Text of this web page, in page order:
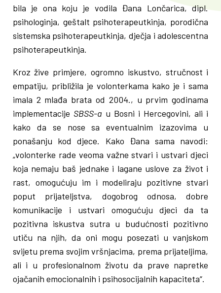
bila je ona koju je vodila Đana Lončarica, dipl.
psihologinja, geštalt psihoterapeutkinja, porodična
sistemska psihoterapeutkinja, dječja i adolescentna
psihoterapeutkinja.
Kroz žive primjere, ogromno iskustvo, stručnost i
empatiju, približila je volonterkama kako je i sama
imala 2 mlađa brata od 2004., u prvim godinama
implementacije SBSS-a u Bosni i Hercegovini, ali i
kako da se nose sa eventualnim izazovima u
ponašanju kod djece. Kako Đana sama navodi:
„volonterke rade veoma važne stvari i ustvari djeci
koja nemaju baš jednake i lagane uslove za život i
rast, omogućuju im i modeliraju pozitivne stvari
poput prijateljstva, dogobrog odnosa, dobre
komunikacije i ustvari omogućuju djeci da ta
pozitivna iskustva sutra u budućnosti pozitivno
utiču na njih, da oni mogu posezati u vanjskom
svijetu prema svojim vršnjacima, prema prijateljima,
ali i u profesionalnom životu da prave napretke
ojačanih emocionalnih i psihosocijalnih kapaciteta“.